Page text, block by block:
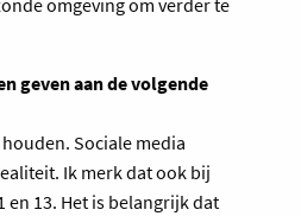
omgeving om verder te
geven aan de volgende
Sociale media
Ik merk dat ook bij
en 13. Het is belangrijk dat